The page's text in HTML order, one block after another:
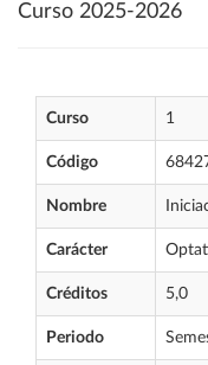
Curso 2025-2026
Curso 1
Código
Nombre
Carácter
Créditos 5,0
Periodo